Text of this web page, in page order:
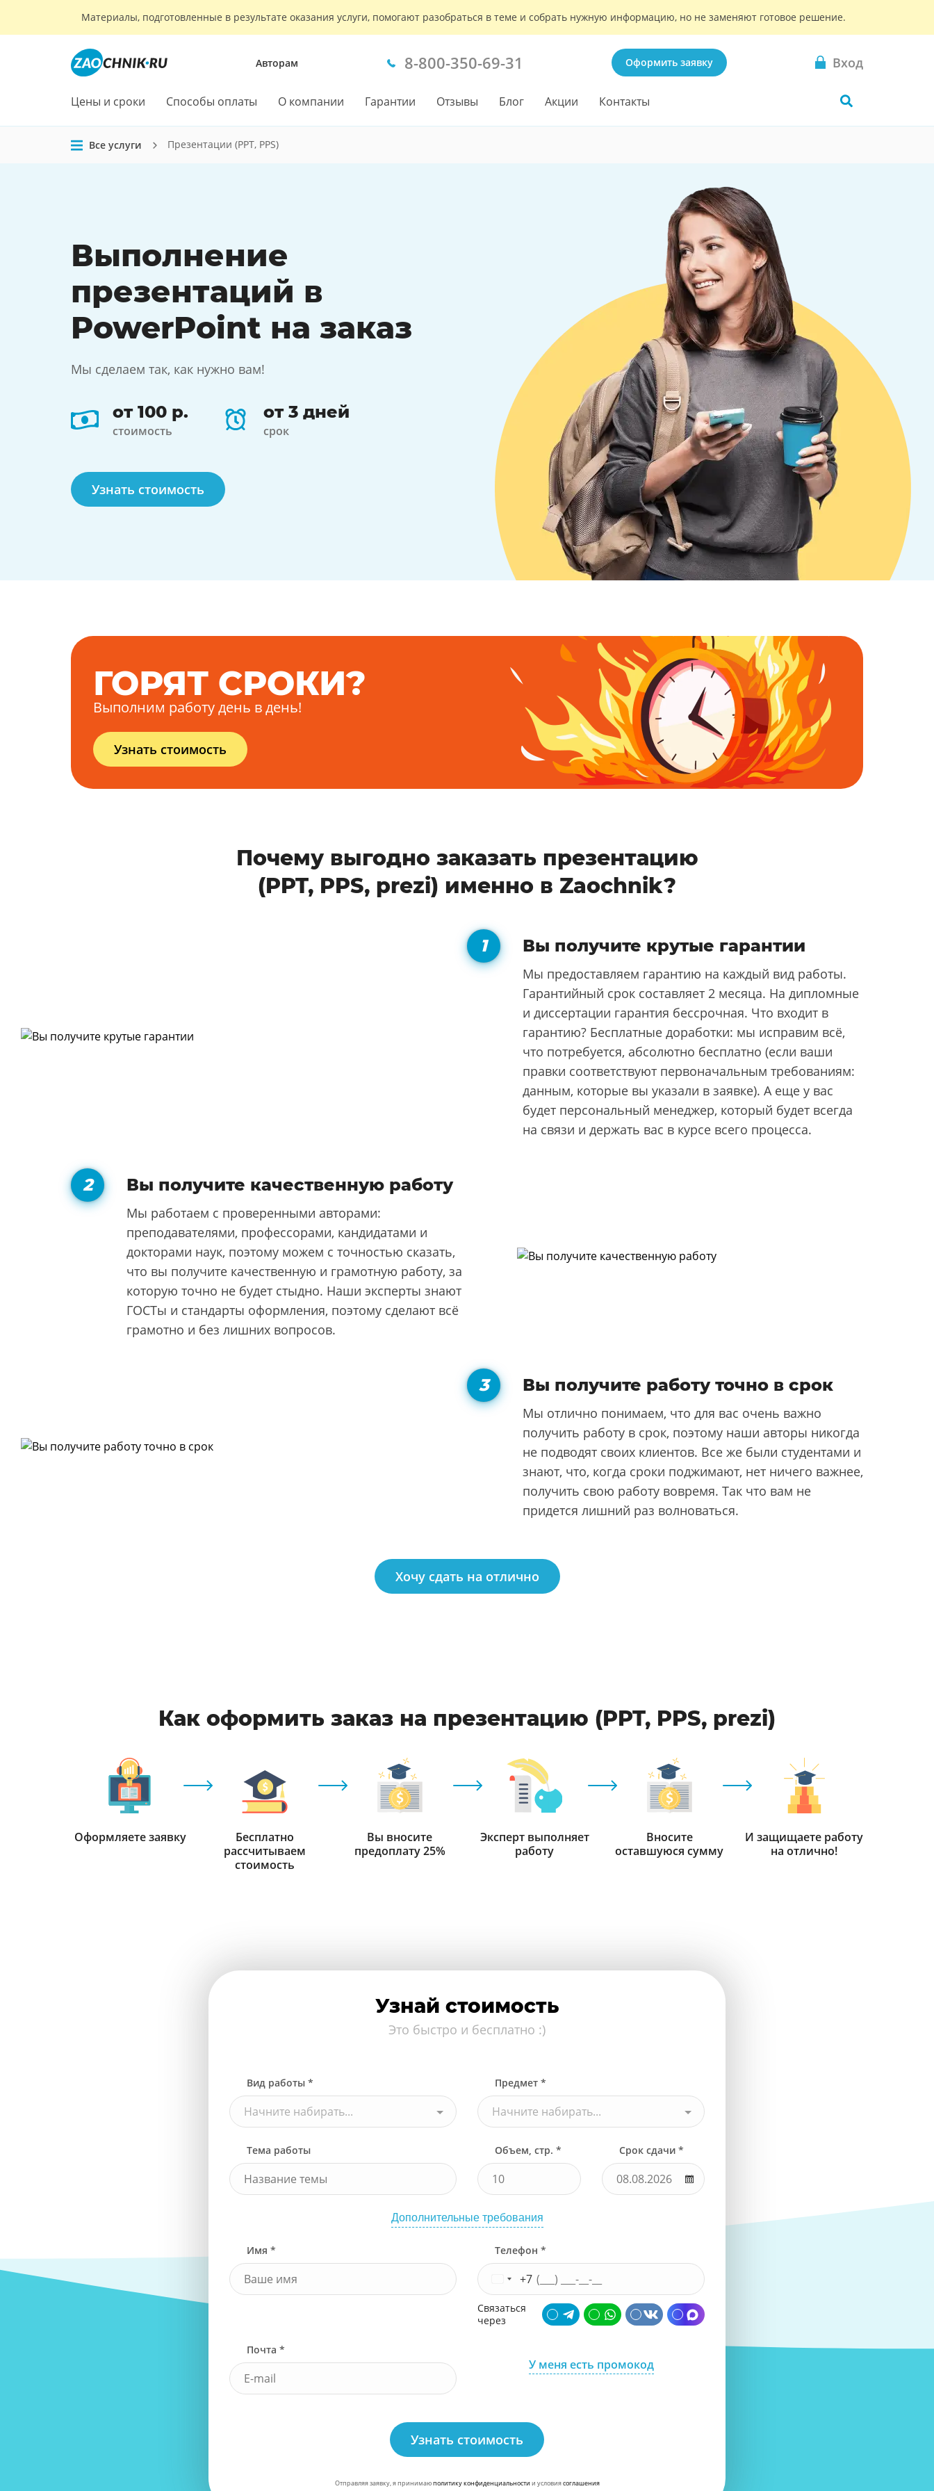
Материалы, подготовленные в результате оказания услуги, помогают разобраться в теме и собрать нужную информацию, но не заменяют готовое решение.
Авторам 8-800-350-69-31 Оформить заявку Вход
Цены и сроки Способы оплаты О компании Гарантии Отзывы Блог Акции Контакты
Все услуги Презентации (PPT, PPS)
Выполнение
презентаций в
PowerPoint на заказ
Мы сделаем так, как нужно вам!
от 100 р.
стоимость
от 3 дней
срок
Узнать стоимость
ГОРЯТ СРОКИ?
Выполним работу день в день!
Узнать стоимость
Почему выгодно заказать презентацию
(PPT, PPS, prezi) именно в Zaochnik?
Вы получите крутые гарантии
Мы предоставляем гарантию на каждый вид работы.
Гарантийный срок составляет 2 месяца. На дипломные
и диссертации гарантия бессрочная. Что входит в
гарантию? Бесплатные доработки: мы исправим всё,
что потребуется, абсолютно бесплатно (если ваши
правки соответствуют первоначальным требованиям:
данным, которые вы указали в заявке). А еще у вас
будет персональный менеджер, который будет всегда
на связи и держать вас в курсе всего процесса.
Вы получите качественную работу
Мы работаем с проверенными авторами:
преподавателями, профессорами, кандидатами и
докторами наук, поэтому можем с точностью сказать,
что вы получите качественную и грамотную работу, за
которую точно не будет стыдно. Наши эксперты знают
ГОСТы и стандарты оформления, поэтому сделают всё
грамотно и без лишних вопросов.
Вы получите работу точно в срок
Мы отлично понимаем, что для вас очень важно
получить работу в срок, поэтому наши авторы никогда
не подводят своих клиентов. Все же были студентами и
знают, что, когда сроки поджимают, нет ничего важнее,
получить свою работу вовремя. Так что вам не
придется лишний раз волноваться.
Хочу сдать на отлично
Как оформить заказ на презентацию (PPT, PPS, prezi)
Оформляете заявку
Бесплатно
рассчитываем
стоимость
Вы вносите
предоплату 25%
Эксперт выполняет
работу
Вносите
оставшуюся сумму
И защищаете работу
на отлично!
Узнай стоимость
Это быстро и бесплатно :)
Вид работы *
Начните набирать...
Предмет *
Начните набирать...
Тема работы Объем, стр. * Срок сдачи *
Дополнительные требования
Имя * Телефон *
+7
Связаться
через
Почта *
У меня есть промокод
Узнать стоимость
Отправляя заявку, я принимаюполитику конфиденциальности и условиясоглашения